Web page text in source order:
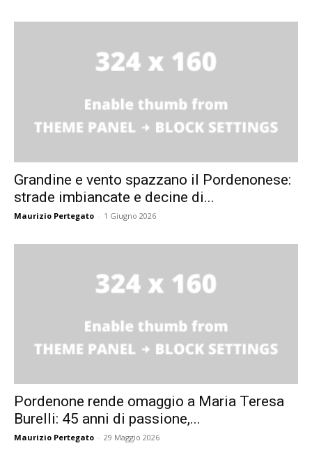
Grandine e vento spazzano il Pordenonese:
strade imbiancate e decine di...
Maurizio Pertegato - 1 Giugno 2026
Pordenone rende omaggio a Maria Teresa
Burelli: 45 anni di passione,...
Maurizio Pertegato - 29 Maggio 2026